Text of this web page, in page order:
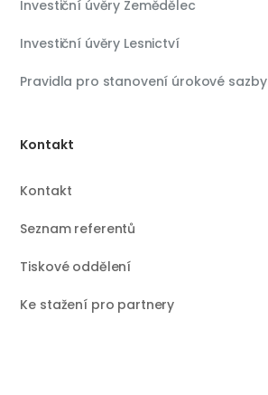
Investiční úvěry Zemědělec
Investiční úvěry Lesnictví
Pravidla pro stanovení úrokové sazby
Kontakt
Kontakt
Seznam referentů
Tiskové oddělení
Ke stažení pro partnery